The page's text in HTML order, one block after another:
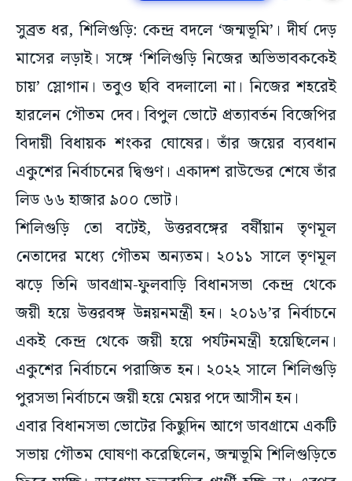
সুব্রত ধর, শিলিগুড়ি: কেন্দ্র বদলে ‘জন্মভূমি’। দীর্ঘ দেড়
মাসের লড়াই। সঙ্গে ‘শিলিগুড়ি নিজের অভিভাবককেই
চায়’ স্লোগান। তবুও ছবি বদলালো না। নিজের শহরেই
হারলেন গৌতম দেব। বিপুল ভোটে প্রত্যাবর্তন বিজেপির
বিদায়ী বিধায়ক শংকর ঘোষের। তাঁর জয়ের ব্যবধান
একুশের নির্বাচনের দ্বিগুণ। একাদশ রাউন্ডের শেষে তাঁর
লিড ৬৬ হাজার ৯০০ ভোট।
শিলিগুড়ি তো বটেই, উত্তরবঙ্গের বর্ষীয়ান তৃণমূল
নেতাদের মধ্যে গৌতম অন্যতম। ২০১১ সালে তৃণমূল
ঝড়ে তিনি ডাবগ্রাম-ফুলবাড়ি বিধানসভা কেন্দ্র থেকে
জয়ী হয়ে উত্তরবঙ্গ উন্নয়নমন্ত্রী হন। ২০১৬’র নির্বাচনে
একই কেন্দ্র থেকে জয়ী হয়ে পর্যটনমন্ত্রী হয়েছিলেন।
একুশের নির্বাচনে পরাজিত হন। ২০২২ সালে শিলিগুড়ি
পুরসভা নির্বাচনে জয়ী হয়ে মেয়র পদে আসীন হন।
এবার বিধানসভা ভোটের কিছুদিন আগে ডাবগ্রামে একটি
সভায় গৌতম ঘোষণা করেছিলেন, জন্মভূমি শিলিগুড়িতে